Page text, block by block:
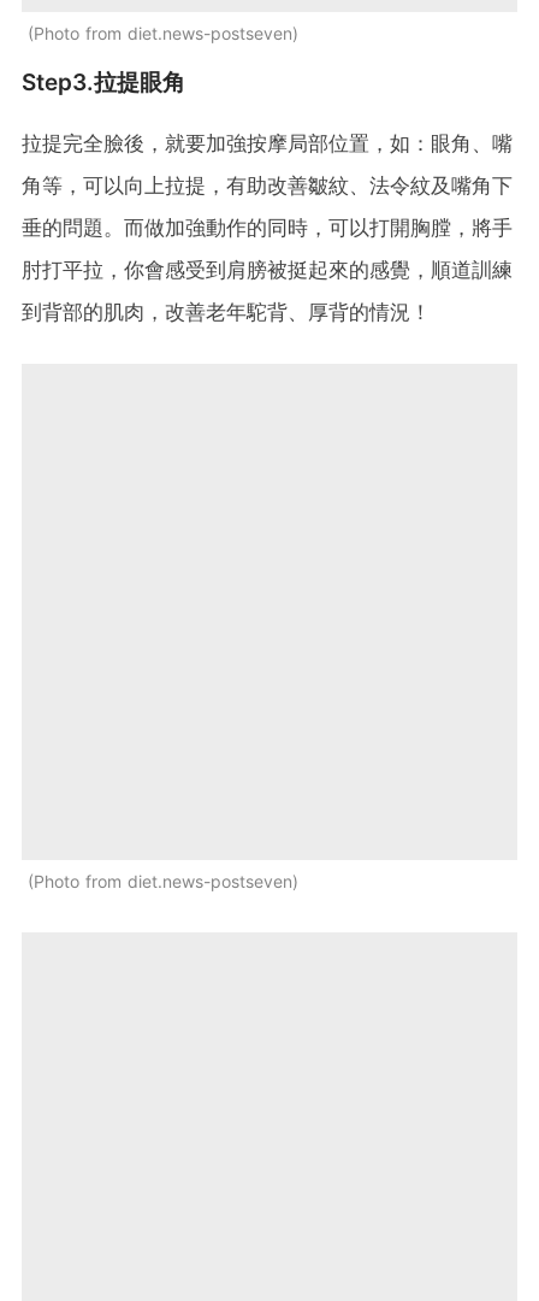
Photo from diet.news-postseven
Step3.拉提眼角
拉提完全臉後，就要加強按摩局部位置，如：眼角、嘴
角等，可以向上拉提，有助改善皺紋、法令紋及嘴角下
垂的問題。而做加強動作的同時，可以打開胸膛，將手
肘打平拉，你會感受到肩膀被挺起來的感覺，順道訓練
到背部的肌肉，改善老年駝背、厚背的情況！
Photo from diet.news-postseven